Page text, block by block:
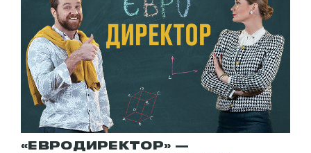
«ЕВРОДИРЕКТОР» —